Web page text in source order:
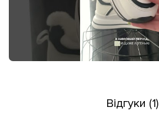
Відгуки (1)